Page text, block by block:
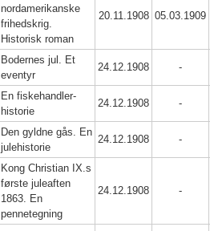
nordamerikanske
frihedskrig.
Historisk roman
20.11.1908 05.03.1909
Bodernes jul. Et
eventyr
24.12.1908 -
En fiskehandler-
historie
24.12.1908 -
Den gyldne gås. En
julehistorie
24.12.1908 -
Kong Christian IX.s
første juleaften
1863. En
pennetegning
24.12.1908 -